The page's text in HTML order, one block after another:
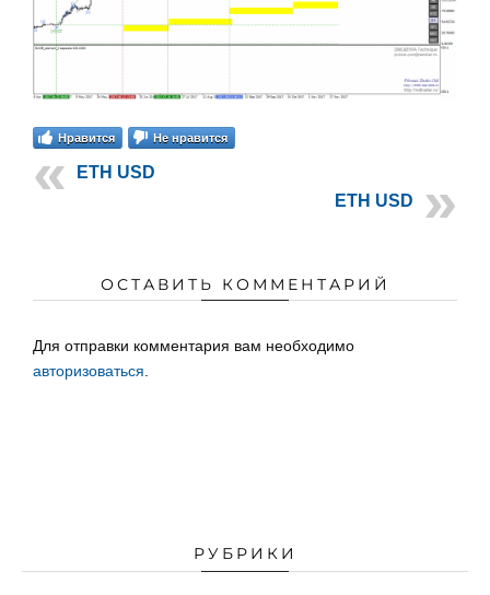
Нравится Не нравится
ETH USD
ETH USD
ОСТАВИТЬ КОММЕНТАРИЙ
Для отправки комментария вам необходимо
авторизоваться
РУБРИКИ